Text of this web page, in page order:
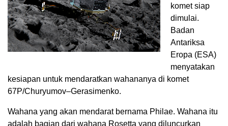
komet siap
dimulai.
Badan
Antariksa
Eropa (ESA)
menyatakan
kesiapan untuk mendaratkan wahananya di komet
67P/Churyumov–Gerasimenko.
Wahana yang akan mendarat bernama Philae. Wahana itu
adalah bagian dari wahana Rosetta yang diluncurkan